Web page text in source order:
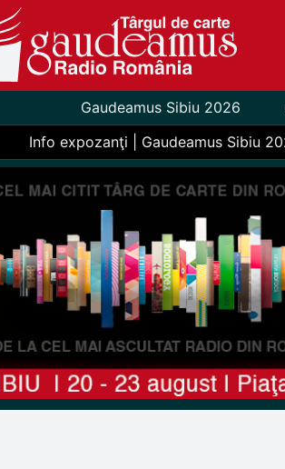
Gaudeamus Sibiu 2026
Info expozanţi | Gaudeamus Sibiu